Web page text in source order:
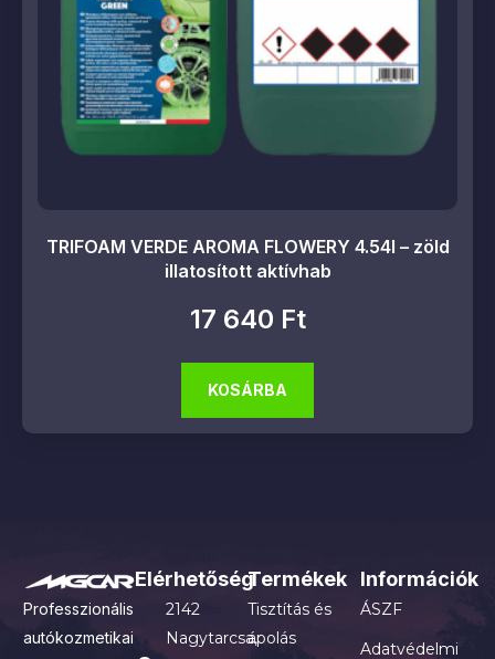
TRIFOAM VERDE AROMA FLOWERY 4.54l – zöld
illatosított aktívhab
17 640 Ft
KOSÁRBA
Professzionális
autókozmetikai
Elérhetőség
2142
Nagytarcsa,
Termékek
Tisztítás és
ápolás
Információk
ÁSZF
Adatvédelmi